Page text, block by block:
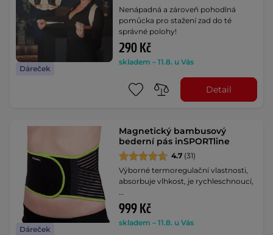
Dáreček
Nenápadná a zároveň pohodlná
pomůcka pro stažení zad do té
správné polohy!
290 Kč
skladem – 11.8. u Vás
Detail
Dáreček
Magnetický bambusový
bederní pás inSPORTline
4.7 (31)
Výborné termoregulační vlastnosti,
absorbuje vlhkost, je rychleschnoucí,
…
999 Kč
skladem – 11.8. u Vás